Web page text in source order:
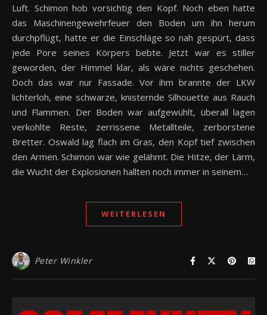
Luft. Schimon hob vorsichtig den Kopf. Noch eben hatte
das Maschinengewehrfeuer den Boden um ihn herum
durchpflügt, hatte er die Einschläge so nah gespürt, dass
jede Pore seines Körpers bebte. Jetzt war es stiller
geworden, der Himmel klar, als wäre nichts geschehen.
Doch das war nur Fassade. Vor ihm brannte der LKW
lichterloh, eine schwarze, knisternde Silhouette aus Rauch
und Flammen. Der Boden war aufgewühlt, überall lagen
verkohlte Reste, zerrissene Metallteile, zerborstene
Bretter. Oswald lag flach im Gras, den Kopf tief zwischen
den Armen. Schimon war wie gelähmt. Die Hitze, der Lärm,
die Wucht der Explosionen hallten noch immer in seinem…
WEITERLESEN
Peter Winkler